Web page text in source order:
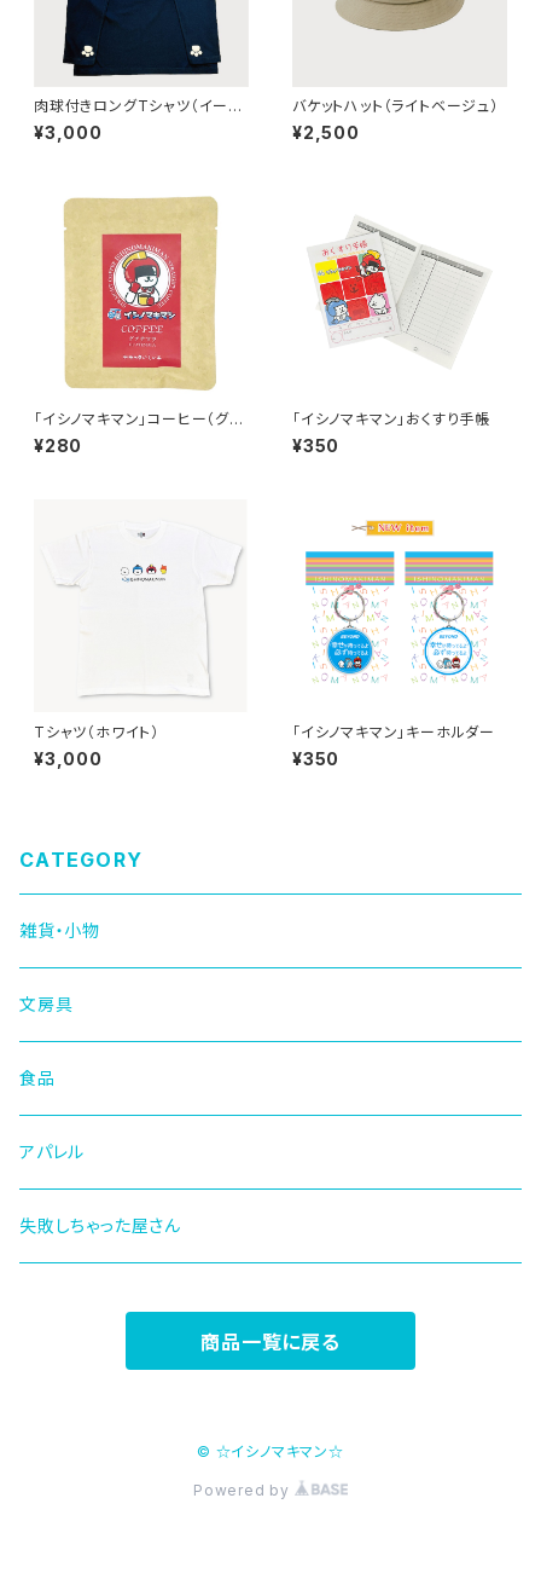
肉球付きロングTシャツ（イー
ヌ）
¥3,000
バケットハット（ライトベージュ）
¥2,500
「イシノマキマン」コーヒー（グア
テマラ）
¥280
「イシノマキマン」おくすり手帳
¥350
Tシャツ（ホワイト）
¥3,000
「イシノマキマン」キーホルダー
¥350
CATEGORY
雑貨・小物
文房具
食品
アパレル
失敗しちゃった屋さん
商品一覧に戻る
© ☆イシノマキマン☆
Powered by